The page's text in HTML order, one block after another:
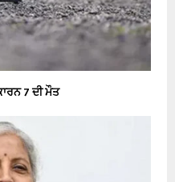
7 ਦੀ ਮੌਤ